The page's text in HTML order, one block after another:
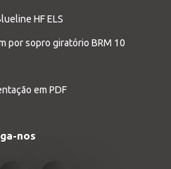
HF ELS
por sopro giratório BRM 10
em PDF
nos